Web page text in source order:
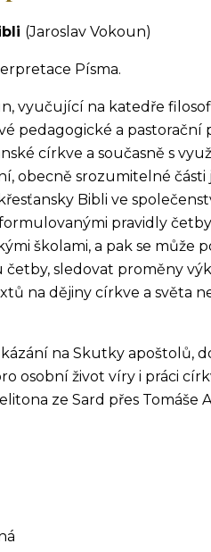
(Jaroslav Vokoun)
Písma.
vyučující na katedře
pedagogické a pastorační
církve a současně s
obecně srozumitelné
Bibli ve
pravidly
školami, a pak se
sledovat proměny
na dějiny církve a světa
na Skutky apoštolů,
osobní život víry i práci
ze Sard přes Tomáše